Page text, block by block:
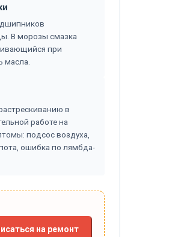
В морозы смазка
при
масла.
в
работе на
подсос воздуха,
ошибка по лямбда-
на ремонт